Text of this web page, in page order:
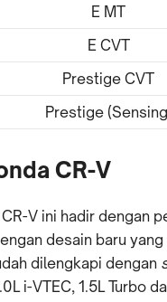
E MT
E CVT
Prestige CVT
Prestige
CR-V
V ini hadir dengan
desain baru
dilengkapi dengan
i-VTEC, 1.5L Turbo